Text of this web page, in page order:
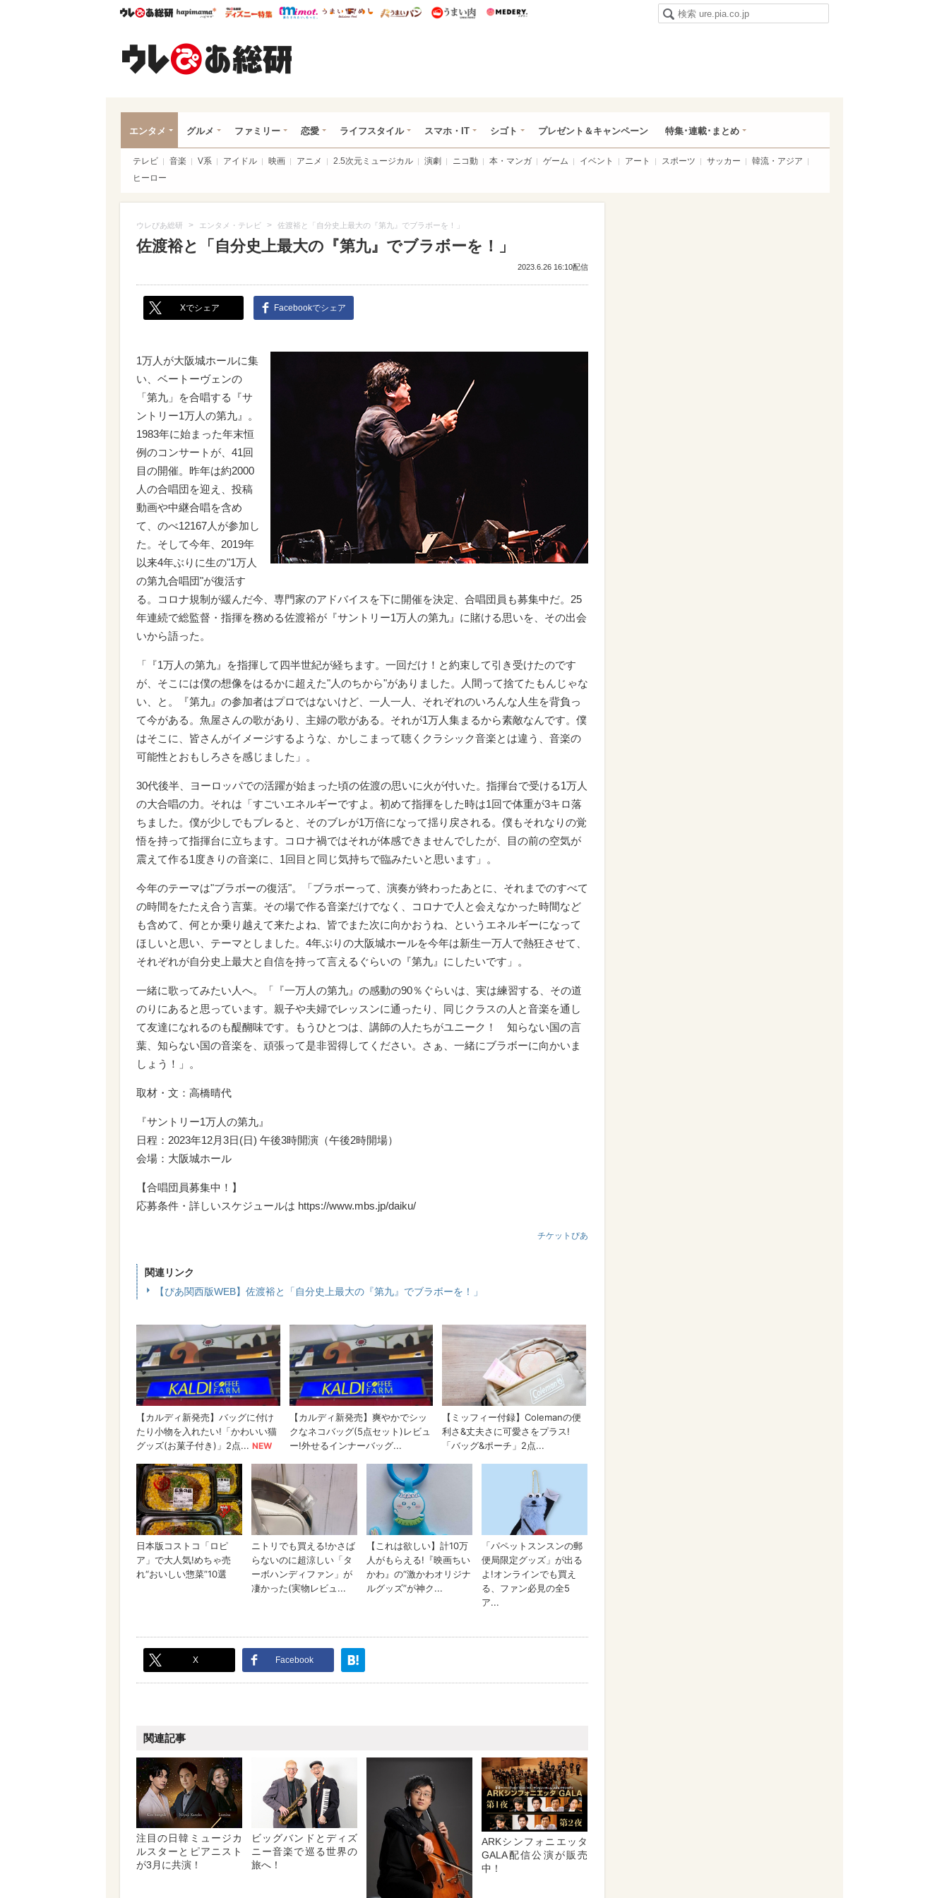
ウレぴあ総研ハピママ* ウレぴあ総研 ディズニー特集
mimot. うまいめし うまいパン うまい肉
エンタメ グルメ ファミリー 恋愛 ライフスタイル スマホ・IT シゴト プレゼント＆キャンペーン 特集･連載･まとめ
テレビ 音楽 V系 アイドル 映画 アニメ 2.5次元ミュージカル 演劇 ニコ動 本・マンガ ゲーム イベント アート スポーツ サッカー
韓流・アジア
ヒーロー
ウレぴあ総研 > エンタメ・テレビ > 佐渡裕と「自分史上最大の『第九』でブラボーを！」
佐渡裕と「自分史上最大の『第九』でブラボーを！」
2023.6.26 16:10配信
Xでシェア Facebookでシェア
1万人が大阪城ホールに集
い、ベートーヴェンの
「第九」を合唱する『サ
ントリー1万人の第九』。
1983年に始まった年末恒
例のコンサートが、41回
目の開催。昨年は約2000
人の合唱団を迎え、投稿
動画や中継合唱を含め
て、のべ12167人が参加し
た。そして今年、2019年
以来4年ぶりに生の"1万人
の第九合唱団"が復活す
る。コロナ規制が緩んだ今、専門家のアドバイスを下に開催を決定、合唱団員も募集中だ。25
年連続で総監督・指揮を務める佐渡裕が『サントリー1万人の第九』に賭ける思いを、その出会
いから語った。
「『1万人の第九』を指揮して四半世紀が経ちます。一回だけ！と約束して引き受けたのです
が、そこには僕の想像をはるかに超えた"人のちから"がありました。人間って捨てたもんじゃな
い、と。『第九』の参加者はプロではないけど、一人一人、それぞれのいろんな人生を背負っ
て今がある。魚屋さんの歌があり、主婦の歌がある。それが1万人集まるから素敵なんです。僕
はそこに、皆さんがイメージするような、かしこまって聴くクラシック音楽とは違う、音楽の
可能性とおもしろさを感じました」。
30代後半、ヨーロッパでの活躍が始まった頃の佐渡の思いに火が付いた。指揮台で受ける1万人
の大合唱の力。それは「すごいエネルギーですよ。初めて指揮をした時は1回で体重が3キロ落
ちました。僕が少しでもブレると、そのブレが1万倍になって揺り戻される。僕もそれなりの覚
悟を持って指揮台に立ちます。コロナ禍ではそれが体感できませんでしたが、目の前の空気が
震えて作る1度きりの音楽に、1回目と同じ気持ちで臨みたいと思います」。
今年のテーマは"ブラボーの復活"。「ブラボーって、演奏が終わったあとに、それまでのすべて
の時間をたたえ合う言葉。その場で作る音楽だけでなく、コロナで人と会えなかった時間など
も含めて、何とか乗り越えて来たよね、皆でまた次に向かおうね、というエネルギーになって
ほしいと思い、テーマとしました。4年ぶりの大阪城ホールを今年は新生一万人で熱狂させて、
それぞれが自分史上最大と自信を持って言えるぐらいの『第九』にしたいです」。
一緒に歌ってみたい人へ。「『一万人の第九』の感動の90％ぐらいは、実は練習する、その道
のりにあると思っています。親子や夫婦でレッスンに通ったり、同じクラスの人と音楽を通し
て友達になれるのも醍醐味です。もうひとつは、講師の人たちがユニーク！ 知らない国の言
葉、知らない国の音楽を、頑張って是非習得してください。さぁ、一緒にブラボーに向かいま
しょう！」。
取材・文：高橋晴代
『サントリー1万人の第九』
日程：2023年12月3日(日) 午後3時開演（午後2時開場）
会場：大阪城ホール
【合唱団員募集中！】
応募条件・詳しいスケジュールは https://www.mbs.jp/daiku/
チケットぴあ
関連リンク
【ぴあ関西版WEB】佐渡裕と「自分史上最大の『第九』でブラボーを！」
X Facebook
関連記事
注目の日韓ミュージカ
ルスターとピアニスト
が3月に共演！
ビッグバンドとディズ
ニー音楽で巡る世界の
旅へ！
ARKシンフォニエッタ
GALA配信公演が販売
中！